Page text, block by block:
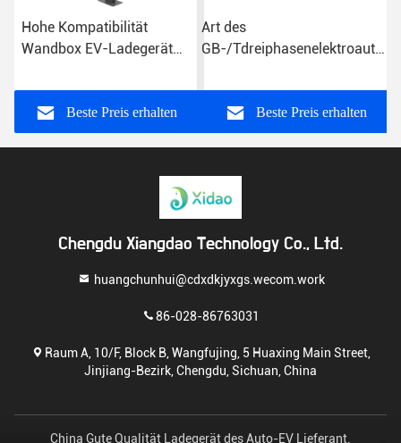
Hohe Kompatibilität
Wandbox EV-Ladegerät
Ladestation
Beste Preis erhalten
Art des
GB-/Tdreiphasenelektroauto-
Hauptaufladungspunkt
Beste Preis erhalten
Chengdu Xiangdao Technology Co., Ltd.
huangchunhui@cdxdkjyxgs.wecom.work
86-028-86763031
Raum A, 10/F, Block B, Wangfujing, 5 Huaxing Main Street,
Jinjiang-Bezirk, Chengdu, Sichuan, China
China Gute Qualität Ladegerät des Auto-EV Lieferant.